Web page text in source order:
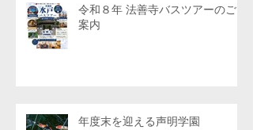
令和８年 法善寺バスツアーのご
案内
年度末を迎える声明学園